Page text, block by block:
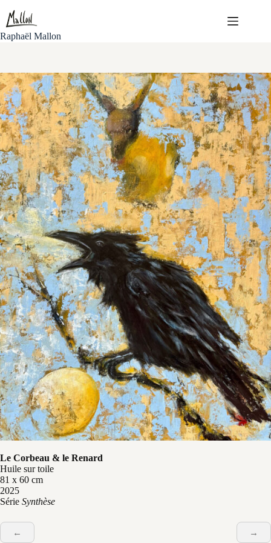
contenu
Raphaël Mallon
Le Corbeau & le Renard
Huile sur toile
81 x 60 cm
2025
Série Synthèse
← →